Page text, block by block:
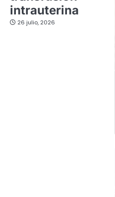
intrauterina
26 julio, 2026